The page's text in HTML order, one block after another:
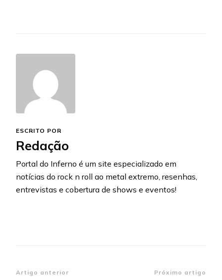
ESCRITO POR
Redação
Portal do Inferno é um site especializado em
notícias do rock n roll ao metal extremo, resenhas,
entrevistas e cobertura de shows e eventos!
Navegação
Artigo anterior Próximo artigo